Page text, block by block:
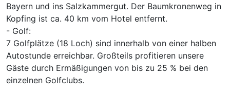
Bayern und ins Salzkammergut. Der Baumkronenweg in
Kopfing ist ca. 40 km vom Hotel entfernt.
- Golf:
7 Golfplätze (18 Loch) sind innerhalb von einer halben
Autostunde erreichbar. Großteils profitieren unsere
Gäste durch Ermäßigungen von bis zu 25 % bei den
einzelnen Golfclubs.